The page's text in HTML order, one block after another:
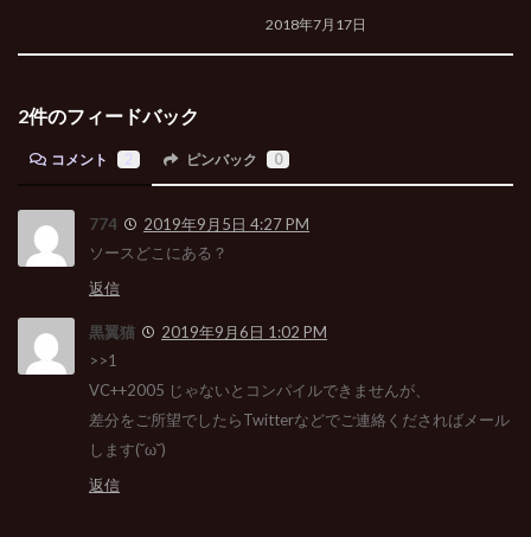
2018年7月17日
2件のフィードバック
コメント ピンバック 0
774
2019年9月5日 4:27 PM
ソースどこにある？
返信
黒翼猫
2019年9月6日 1:02 PM
>>1
VC++2005 じゃないとコンパイルできませんが、
差分をご所望でしたらTwitterなどでご連絡くださればメール
します(˘ω˘)
返信